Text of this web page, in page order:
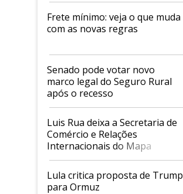
Frete mínimo: veja o que muda
com as novas regras
Senado pode votar novo
marco legal do Seguro Rural
após o recesso
Luis Rua deixa a Secretaria de
Comércio e Relações
Internacionais do Mapa
Lula critica proposta de Trump
para Ormuz